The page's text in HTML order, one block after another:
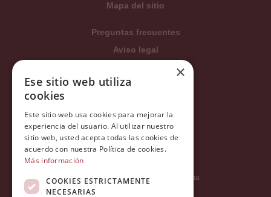
Mapa del sitio
Preguntas frecuentes
Aviso legal
Condiciones generales
Política de privacidad
Política Integrada
Tratamiento de datos
Carrer del Duc, 12 - 08002 Barcelona
×
Ese sitio web utiliza
cookies
Este sitio web usa cookies para mejorar la
experiencia del usuario. Al utilizar nuestro
sitio web, usted acepta todas las cookies de
acuerdo con nuestra Política de cookies.
Más información
COOKIES ESTRICTAMENTE
NECESARIAS